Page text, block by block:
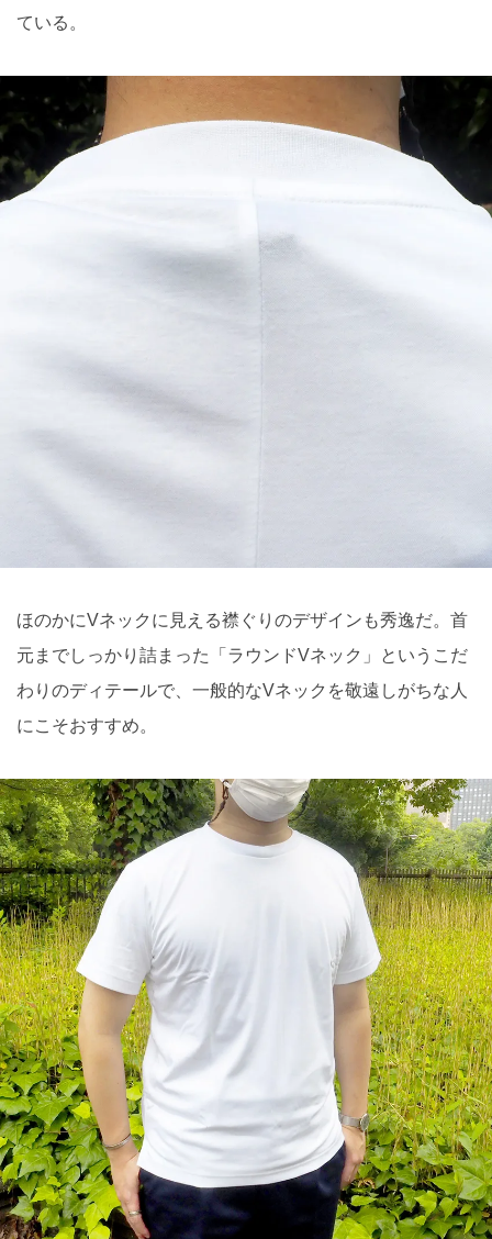
ている。
ほのかにVネックに見える襟ぐりのデザインも秀逸だ。首
元までしっかり詰まった「ラウンドVネック」というこだ
わりのディテールで、一般的なVネックを敬遠しがちな人
にこそおすすめ。